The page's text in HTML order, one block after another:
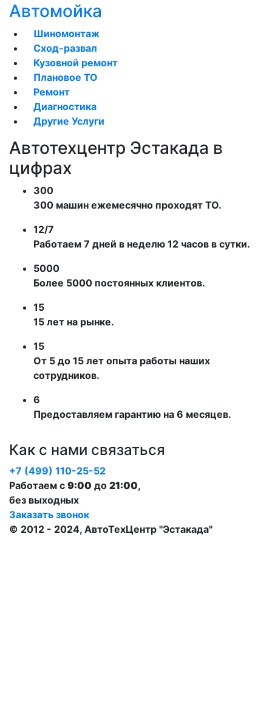
Автомойка
Шиномонтаж
Сход-развал
Кузовной ремонт
Плановое ТО
Ремонт
Диагностика
Другие Услуги
Автотехцентр Эстакада в
цифрах
300
300 машин ежемесячно проходят ТО.
12/7
Работаем 7 дней в неделю 12 часов в сутки.
5000
Более 5000 постоянных клиентов.
15
15 лет на рынке.
15
От 5 до 15 лет опыта работы наших
сотрудников.
6
Предоставляем гарантию на 6 месяцев.
Как с нами связаться
+7 (499) 110-25-52
Работаем с 9:00 до 21:00,
без выходных
Заказать звонок
© 2012 - 2024, АвтоТехЦентр "Эстакада"